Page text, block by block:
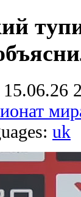
15.06.26
uk